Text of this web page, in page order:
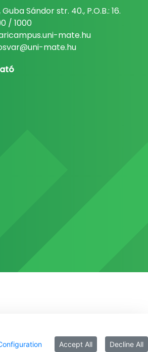
Sándor str. 40., P.O.B.: 16.
/ 1000
mate.hu
mate.hu
Accept All Decline All